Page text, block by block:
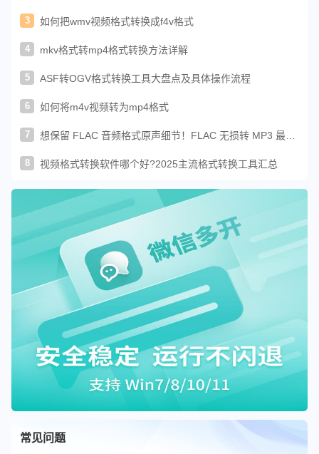
3 如何把wmv视频格式转换成f4v格式
4 mkv格式转mp4格式转换方法详解
5 ASF转OGV格式转换工具大盘点及具体操作流程
6 如何将m4v视频转为mp4格式
7
想保留 FLAC 音频格式原声细节！FLAC 无损转 MP3 最简
8 视频格式转换软件哪个好?2025主流格式转换工具汇总
常见问题